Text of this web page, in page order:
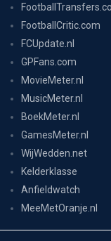
FootballCritic.com
FCUpdate.nl
GPFans.com
MovieMeter.nl
MusicMeter.nl
BoekMeter.nl
GamesMeter.nl
WijWedden.net
Kelderklasse
Anfieldwatch
MeeMetOranje.nl